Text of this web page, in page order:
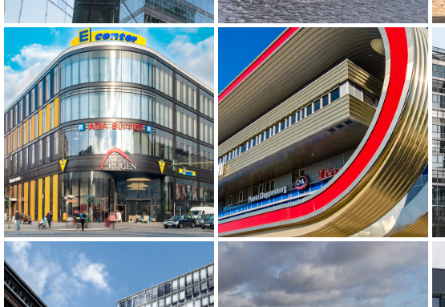
Einkaufszentrum Moabit,
Berlin
Eastgate
Einkaufszentrum, Berlin